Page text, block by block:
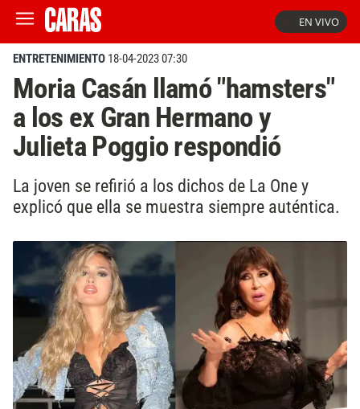
EN VIVO
ENTRETENIMIENTO 18-04-2023 07:30
Moria Casán llamó "hamsters"
a los ex Gran Hermano y
Julieta Poggio respondió
La joven se refirió a los dichos de La One y
explicó que ella se muestra siempre auténtica.